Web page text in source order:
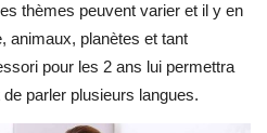
thèmes peuvent varier et il y en
animaux, planètes et tant
pour les 2 ans lui permettra
parler plusieurs langues.